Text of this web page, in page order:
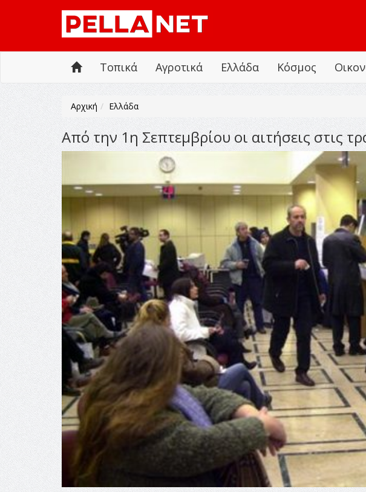
Τοπικά Αγροτικά Ελλάδα Κόσμος
Αρχική Ελλάδα
Από την 1η Σεπτεμβρίου οι αιτήσεις στις